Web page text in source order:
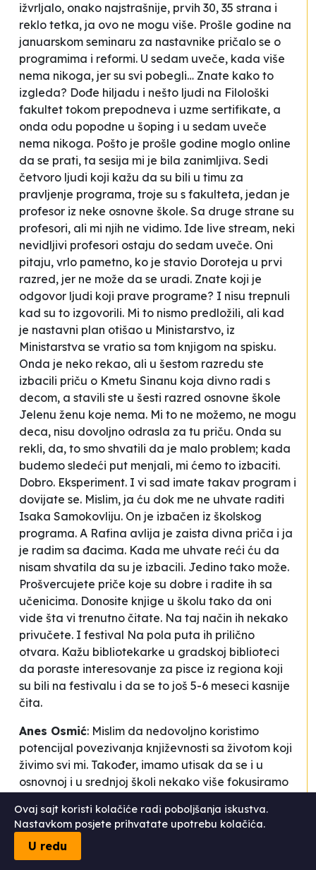
ižvrljalo, onako najstrašnije, prvih 30, 35 strana i
reklo tetka, ja ovo ne mogu više. Prošle godine na
januarskom seminaru za nastavnike pričalo se o
programima i reformi. U sedam uveče, kada više
nema nikoga, jer su svi pobegli… Znate kako to
izgleda? Dođe hiljadu i nešto ljudi na Filološki
fakultet tokom prepodneva i uzme sertifikate, a
onda odu popodne u šoping i u sedam uveče
nema nikoga. Pošto je prošle godine moglo online
da se prati, ta sesija mi je bila zanimljiva. Sedi
četvoro ljudi koji kažu da su bili u timu za
pravljenje programa, troje su s fakulteta, jedan je
profesor iz neke osnovne škole. Sa druge strane su
profesori, ali mi njih ne vidimo. Ide live stream, neki
nevidljivi profesori ostaju do sedam uveče. Oni
pitaju, vrlo pametno, ko je stavio Doroteja u prvi
razred, jer ne može da se uradi. Znate koji je
odgovor ljudi koji prave programe? I nisu trepnuli
kad su to izgovorili. Mi to nismo predložili, ali kad
je nastavni plan otišao u Ministarstvo, iz
Ministarstva se vratio sa tom knjigom na spisku.
Onda je neko rekao, ali u šestom razredu ste
izbacili priču o Kmetu Sinanu koja divno radi s
decom, a stavili ste u šesti razred osnovne škole
Jelenu ženu koje nema. Mi to ne možemo, ne mogu
deca, nisu dovoljno odrasla za tu priču. Onda su
rekli, da, to smo shvatili da je malo problem; kada
budemo sledeći put menjali, mi ćemo to izbaciti.
Dobro. Eksperiment. I vi sad imate takav program i
dovijate se. Mislim, ja ću dok me ne uhvate raditi
Isaka Samokovliju. On je izbačen iz školskog
programa. A Rafina avlija je zaista divna priča i ja
je radim sa đacima. Kada me uhvate reći ću da
nisam shvatila da su je izbacili. Jedino tako može.
Prošvercujete priče koje su dobre i radite ih sa
učenicima. Donosite knjige u školu tako da oni
vide šta vi trenutno čitate. Na taj način ih nekako
privučete. I festival Na pola puta ih prilično
otvara. Kažu bibliotekarke u gradskoj biblioteci
da poraste interesovanje za pisce iz regiona koji
su bili na festivalu i da se to još 5-6 meseci kasnije
čita.
Anes Osmić: Mislim da nedovoljno koristimo
potencijal povezivanja književnosti sa životom koji
živimo svi mi. Također, imamo utisak da se i u
osnovnoj i u srednjoj školi nekako više fokusiramo
važno, ali ne mislim da je presudno i važno u
književnosti. A s obzirom da si rekla da nisi sigurna
šta znači emotivna pismenost, evo objasnit ću.
Ovaj sajt koristi kolačiće radi poboljšanja iskustva.
Nastavkom posjete prihvatate upotrebu kolačića.
U redu